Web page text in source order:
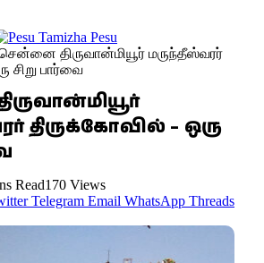
திருவான்மியூர் மருந்தீஸ்வரர்
சிறு பார்வை
திருக்கோவில் – ஒரு
Read170 Views
Telegram Email WhatsApp Threads